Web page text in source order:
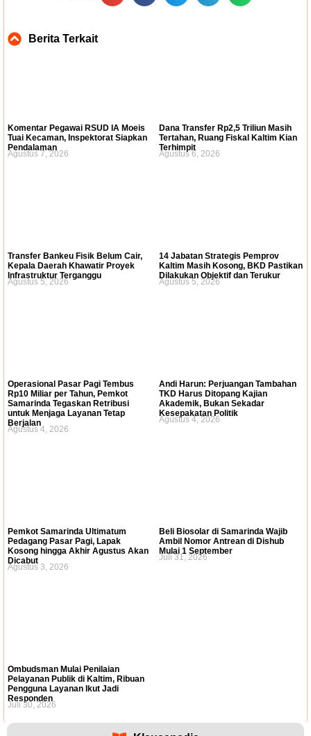
Berita Terkait
Komentar Pegawai RSUD IA Moeis
Tuai Kecaman, Inspektorat Siapkan
Pendalaman
Agustus 7, 2026
Dana Transfer Rp2,5 Triliun Masih
Tertahan, Ruang Fiskal Kaltim Kian
Terhimpit
Agustus 6, 2026
Transfer Bankeu Fisik Belum Cair,
Kepala Daerah Khawatir Proyek
Infrastruktur Terganggu
Agustus 5, 2026
14 Jabatan Strategis Pemprov
Kaltim Masih Kosong, BKD Pastikan
Dilakukan Objektif dan Terukur
Agustus 5, 2026
Operasional Pasar Pagi Tembus
Rp10 Miliar per Tahun, Pemkot
Samarinda Tegaskan Retribusi
untuk Menjaga Layanan Tetap
Berjalan
Agustus 4, 2026
Andi Harun: Perjuangan Tambahan
TKD Harus Ditopang Kajian
Akademik, Bukan Sekadar
Kesepakatan Politik
Agustus 4, 2026
Pemkot Samarinda Ultimatum
Pedagang Pasar Pagi, Lapak
Kosong hingga Akhir Agustus Akan
Dicabut
Agustus 3, 2026
Beli Biosolar di Samarinda Wajib
Ambil Nomor Antrean di Dishub
Mulai 1 September
Juli 31, 2026
Ombudsman Mulai Penilaian
Pelayanan Publik di Kaltim, Ribuan
Pengguna Layanan Ikut Jadi
Responden
Juli 30, 2026